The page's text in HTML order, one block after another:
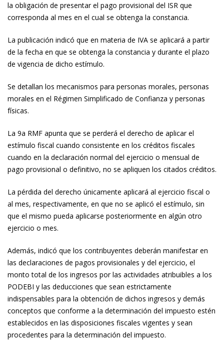
la obligación de presentar el pago provisional del ISR que
corresponda al mes en el cual se obtenga la constancia.
La publicación indicó que en materia de IVA se aplicará a partir
de la fecha en que se obtenga la constancia y durante el plazo
de vigencia de dicho estímulo.
Se detallan los mecanismos para personas morales, personas
morales en el Régimen Simplificado de Confianza y personas
físicas.
La 9a RMF apunta que se perderá el derecho de aplicar el
estímulo fiscal cuando consistente en los créditos fiscales
cuando en la declaración normal del ejercicio o mensual de
pago provisional o definitivo, no se apliquen los citados créditos.
La pérdida del derecho únicamente aplicará al ejercicio fiscal o
al mes, respectivamente, en que no se aplicó el estímulo, sin
que el mismo pueda aplicarse posteriormente en algún otro
ejercicio o mes.
Además, indicó que los contribuyentes deberán manifestar en
las declaraciones de pagos provisionales y del ejercicio, el
monto total de los ingresos por las actividades atribuibles a los
PODEBI y las deducciones que sean estrictamente
indispensables para la obtención de dichos ingresos y demás
conceptos que conforme a la determinación del impuesto estén
establecidos en las disposiciones fiscales vigentes y sean
procedentes para la determinación del impuesto.